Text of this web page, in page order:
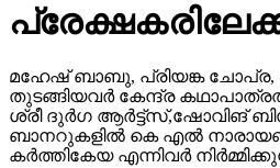
മഹേഷ് ബാബു, പ്രിയങ്ക
തുടങ്ങിയവർ കേന്ദ്ര
ശ്രീ ദുർഗ ആർട്ട്സ്,ഷോവിങ്
ബാനറുകളിൽ കെ എൽ
കർത്തികേയ എന്നിവർ